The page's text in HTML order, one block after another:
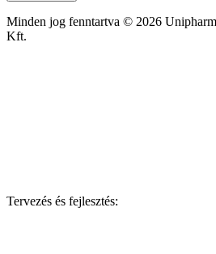
Minden jog fenntartva © 2026
Kft.
Tervezés és fejlesztés: